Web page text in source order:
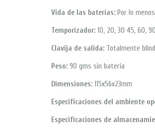
Vida de las baterías: Por lo
Temporizador: 10, 20, 30 45, 60,
Clavija de salida: Totalmente
Peso: 90 gms sin batería
Dimensiones: 115x56x23mm
Especificaciones del ambiente
Especificaciones de